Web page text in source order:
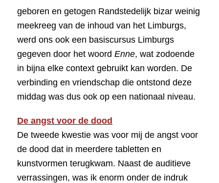
geboren en getogen Randstedelijk bizar weinig
meekreeg van de inhoud van het Limburgs,
werd ons ook een basiscursus Limburgs
gegeven door het woord Enne, wat zodoende
in bijna elke context gebruikt kan worden. De
verbinding en vriendschap die ontstond deze
middag was dus ook op een nationaal niveau.
De angst voor de dood
De tweede kwestie was voor mij de angst voor
de dood dat in meerdere tabletten en
kunstvormen terugkwam. Naast de auditieve
verrassingen, was ik enorm onder de indruk